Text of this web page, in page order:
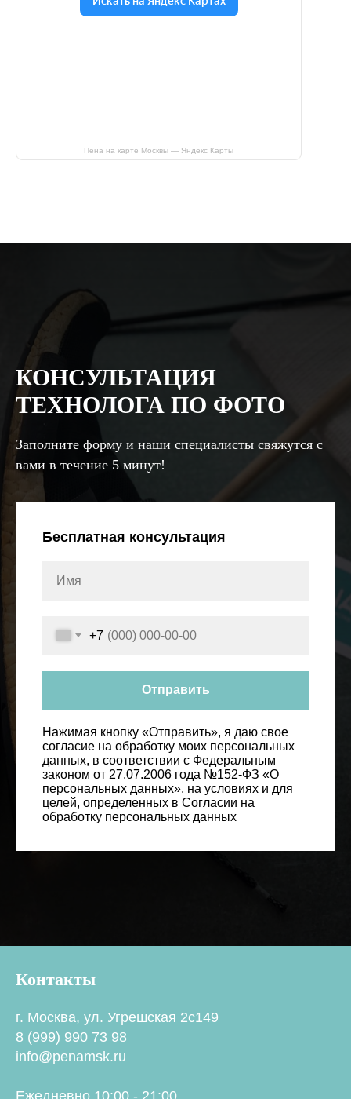
Пена на карте Москвы — Яндекс Карты
КОНСУЛЬТАЦИЯ
ТЕХНОЛОГА ПО ФОТО
Заполните форму и наши специалисты свяжутся с
вами в течение 5 минут!
Бесплатная консультация
+7
Отправить
Нажимая кнопку «Отправить», я даю свое
согласие на обработку моих персональных
данных, в соответствии с Федеральным
законом от 27.07.2006 года №152-ФЗ «О
персональных данных», на условиях и для
целей, определенных в Согласии на
обработку персональных данных
Контакты
г. Москва, ул. Угрешская 2с149
8 (999) 990 73 98
info@penamsk.ru
Ежедневно 10:00 - 21:00